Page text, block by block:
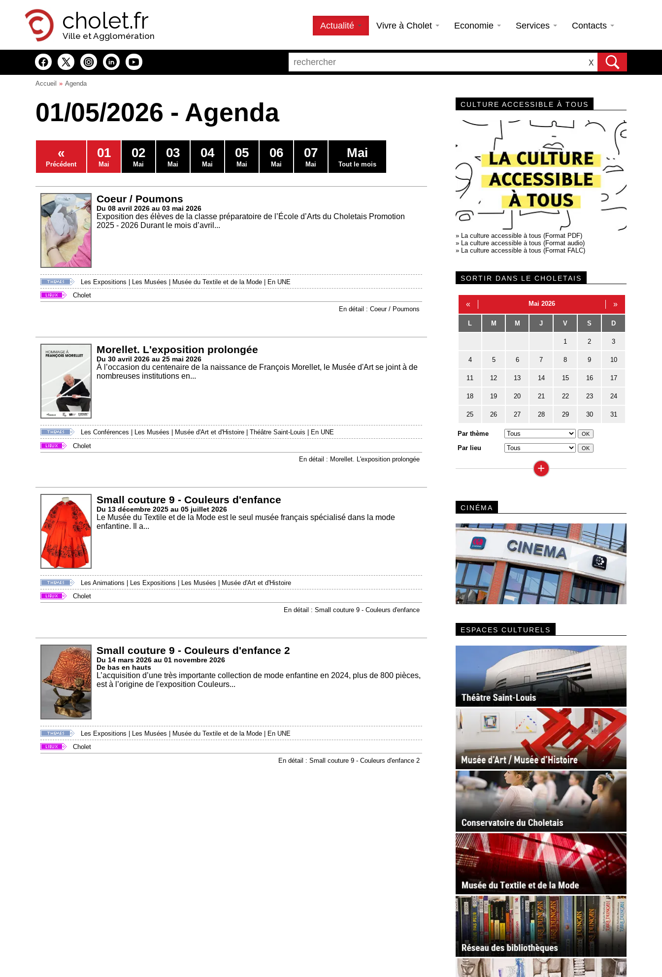
cholet.fr
Ville et Agglomération
Actualité Vivre à Cholet Economie Services Contacts
X
Accueil Agenda
01/05/2026 - Agenda
«
Précédent
01
Mai
02
Mai
03
Mai
04
Mai
05
Mai
06
Mai
07
Mai
Mai
Tout le mois
Coeur / Poumons
Du 08 avril 2026 au 03 mai 2026
Exposition des élèves de la classe préparatoire de l’École d’Arts du Choletais Promotion
2025 - 2026 Durant le mois d’avril...
Les Expositions | Les Musées | Musée du Textile et de la Mode | En UNE
Cholet
En détail : Coeur / Poumons
Morellet. L'exposition prolongée
Du 30 avril 2026 au 25 mai 2026
À l’occasion du centenaire de la naissance de François Morellet, le Musée d'Art se joint à de
nombreuses institutions en...
Les Conférences Les Musées Musée d'Art et d'Histoire Théâtre Saint-Louis
En UNE
Cholet
En détail : Morellet. L'exposition prolongée
Small couture 9 - Couleurs d'enfance
Du 13 décembre 2025 au 05 juillet 2026
Le Musée du Textile et de la Mode est le seul musée français spécialisé dans la mode
enfantine. Il a...
Les Animations Les Expositions Les Musées
Musée d'Art et d'Histoire
Cholet
En détail : Small couture 9 - Couleurs d'enfance
Small couture 9 - Couleurs d'enfance 2
Du 14 mars 2026 au 01 novembre 2026
De bas en hauts
L’acquisition d’une très importante collection de mode enfantine en 2024, plus de 800 pièces,
est à l’origine de l'exposition Couleurs...
Les Expositions | Les Musées | Musée du Textile et de la Mode | En UNE
Cholet
En détail : Small couture 9 - Couleurs d'enfance 2
CULTURE ACCESSIBLE À TOUS
» La culture accessible à tous (Format PDF)
» La culture accessible à tous (Format audio)
» La culture accessible à tous (Format FALC)
SORTIR DANS LE CHOLETAIS
« Mai 2026 »
L M M J V S D
1 2 3
4 5 6 7 8 9 10
11 12 13 14 15 16 17
18 19 20 21 22 23 24
25 26 27 28 29 30 31
Par thème
Par lieu
+
CINÉMA
ESPACES CULTURELS